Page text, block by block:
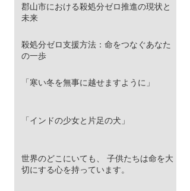
郡山市における殺処分ゼロ推進の現状と
未来
殺処分ゼロ支援方法：命をつなぐあなた
の一歩
「寒い冬を無事に越せますように」
「インドの少女と片足の犬」
世界のどこにいても、 子供たちは命を大
切にする心を持っています。